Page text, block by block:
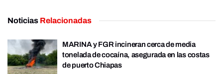
Noticias Relacionadas
MARINA y FGR incineran cerca de media
tonelada de cocaína, asegurada en las costas
de puerto Chiapas